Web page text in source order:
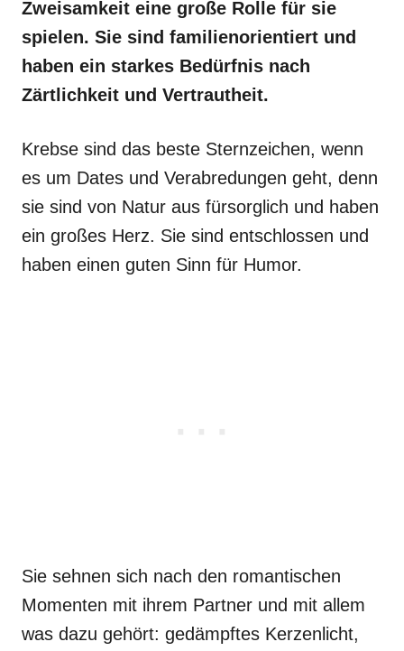
Zweisamkeit eine große Rolle für sie
spielen. Sie sind familienorientiert und
haben ein starkes Bedürfnis nach
Zärtlichkeit und Vertrautheit.
Krebse sind das beste Sternzeichen, wenn
es um Dates und Verabredungen geht, denn
sie sind von Natur aus fürsorglich und haben
ein großes Herz. Sie sind entschlossen und
haben einen guten Sinn für Humor.
Sie sehnen sich nach den romantischen
Momenten mit ihrem Partner und mit allem
was dazu gehört: gedämpftes Kerzenlicht,